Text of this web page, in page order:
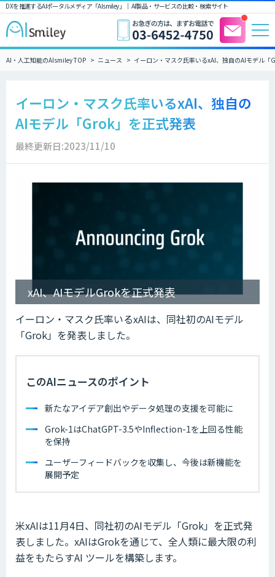
DXを推進するAIポータルメディア「AIsmiley」｜ AI製品・サービスの比較・検索サイト
AI・人工知能のAIsmiley TOP ニュース イーロン・マスク氏率いるxAI、独自のAIモデル「
イーロン・マスク氏率いるxAI、独自の
AIモデル「Grok」を正式発表
最終更新日:2023/11/10
xAI、AIモデルGrokを正式発表
イーロン・マスク氏率いるxAIは、同社初のAIモデル
「Grok」を発表しました。
このAIニュースのポイント
新たなアイデア創出やデータ処理の支援を可能に
Grok-1はChatGPT-3.5やInflection-1を上回る性能
を保持
ユーザーフィードバックを収集し、今後は新機能を
展開予定
米xAIは11月4日、同社初のAIモデル「Grok」を正式発
表しました。xAIはGrokを通じて、全人類に最大限の利
益をもたらすAI ツールを構築します。